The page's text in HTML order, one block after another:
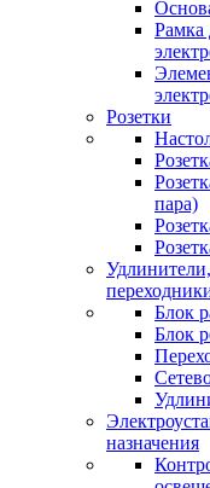
Рамка
Розетки
пара)
Блок
Блок
назначения